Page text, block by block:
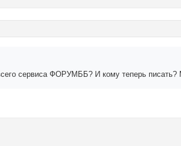
сервиса ФОРУМББ? И кому теперь писать?